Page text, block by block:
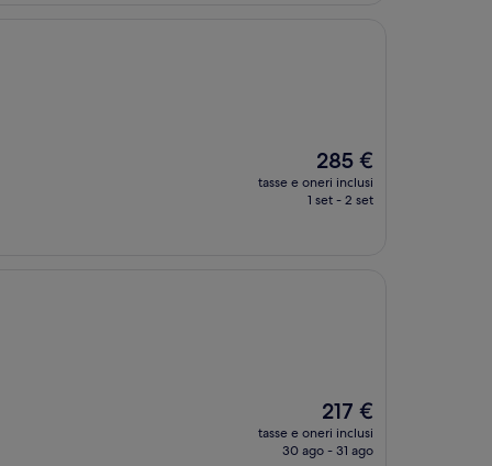
Il
prezzo
attuale
285 €
tasse e oneri inclusi
1 set - 2 set
Il
prezzo
attuale
217 €
tasse e oneri inclusi
30 ago - 31 ago